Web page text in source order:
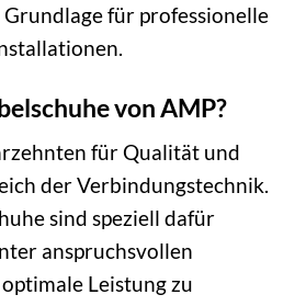
für professionelle
von AMP?
für Qualität und
der Verbindungstechnik.
sind speziell dafür
anspruchsvollen
Leistung zu